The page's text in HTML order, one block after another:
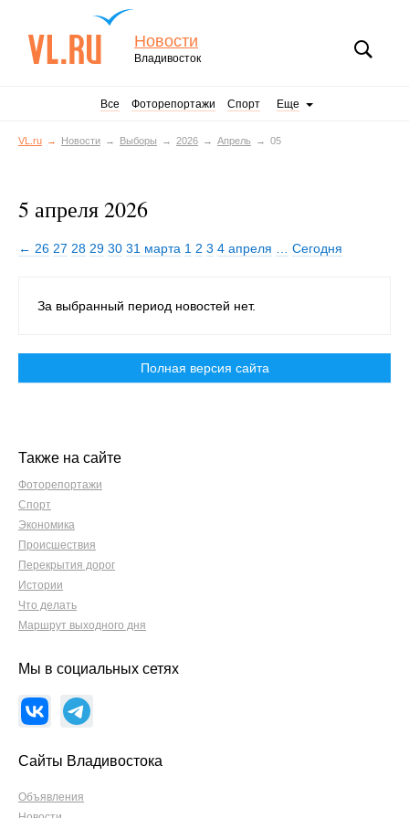
Новости
Владивосток
Все Фоторепортажи Спорт Еще
VL.ru Новости Выборы 2026 Апрель 05
5 апреля 2026
← 26 27 28 29 30 31 марта 1 2 3 4 апреля Сегодня
За выбранный период новостей нет.
Полная версия сайта
Также на сайте
Фоторепортажи
Спорт
Экономика
Происшествия
Перекрытия дорог
Истории
Что делать
Маршрут выходного дня
Мы в социальных сетях
Сайты Владивостока
Объявления